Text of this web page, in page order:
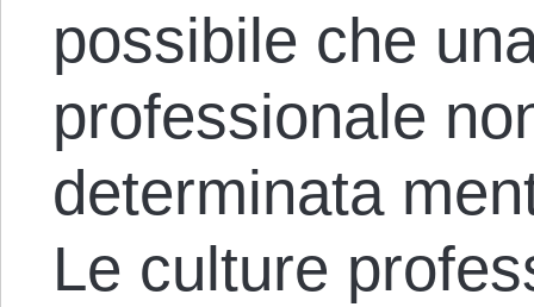
possibile che
professionale
determinata
Le culture